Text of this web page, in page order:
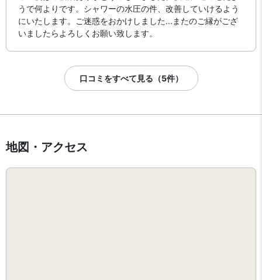
うで何よりです。シャワーの水圧の件、改善していけるよう
にいたします。ご迷惑をおかけしました...またのご縁がござ
いましたらよろしくお願い致します。
口コミをすべて見る（5件）
地図・アクセス